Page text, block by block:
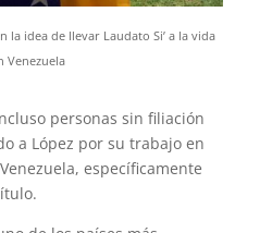
la idea de llevar Laudato Si’ a la vida
Venezuela
personas sin filiación
a López por su trabajo en
específicamente